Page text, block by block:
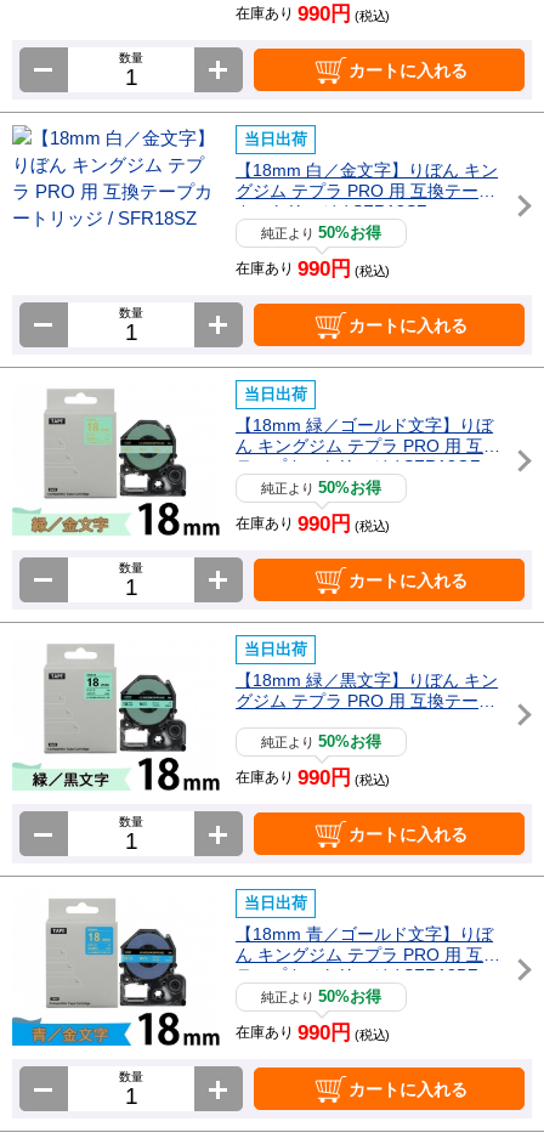
在庫あり 990円 (税込)
数量
カートに入れる
当日出荷
【18mm 白／金文字】りぼん キン
グジム テプラ PRO 用 互換テープ
カートリッジ / SFR18SZ
純正より50%お得
在庫あり 990円 (税込)
数量
カートに入れる
当日出荷
【18mm 緑／ゴールド文字】りぼ
ん キングジム テプラ PRO 用 互換
テープカートリッジ / SFR18GZ
純正より50%お得
在庫あり 990円 (税込)
数量
カートに入れる
当日出荷
【18mm 緑／黒文字】りぼん キン
グジム テプラ PRO 用 互換テープ
純正より50%お得
在庫あり 990円 (税込)
数量
カートに入れる
当日出荷
【18mm 青／ゴールド文字】りぼ
ん キングジム テプラ PRO 用 互換
テープカートリッジ / SFR18BZ
純正より50%お得
在庫あり 990円 (税込)
数量
カートに入れる